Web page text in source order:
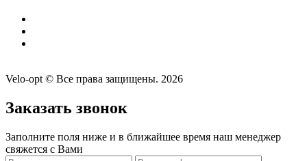
Velo-opt © Все права защищены. 2026
Заказать звонок
Заполните поля ниже и в ближайшее время наш менеджер
свяжется с Вами